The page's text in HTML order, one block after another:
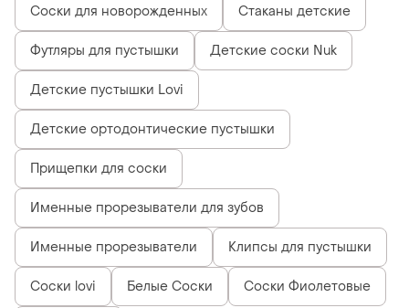
Соски для новорожденных Стаканы детские
Футляры для пустышки Детские соски Nuk
Детские пустышки Lovi
Детские ортодонтические пустышки
Прищепки для соски
Именные прорезыватели для зубов
Именные прорезыватели Клипсы для пустышки
Соски lovi Белые Соски Соски Фиолетовые